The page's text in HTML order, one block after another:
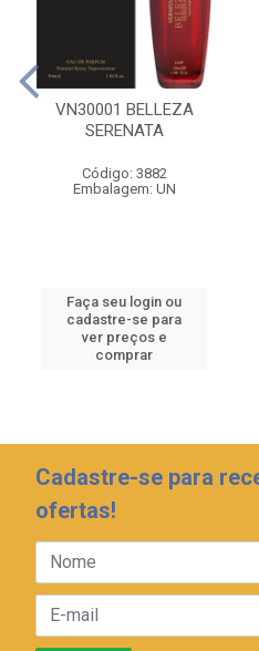
VN30001 BELLEZA
SERENATA
Código: 3882
Embalagem: UN
Faça seu login ou
cadastre-se para
ver preços e
comprar
Cadastre-se para
ofertas!